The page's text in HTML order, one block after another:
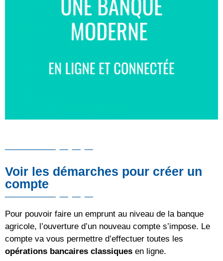
Voir les démarches pour créer un
compte
Pour pouvoir faire un emprunt au niveau de la banque
agricole, l’ouverture d’un nouveau compte s’impose. Le
compte va vous permettre d’effectuer toutes les
opérations bancaires classiques en ligne.